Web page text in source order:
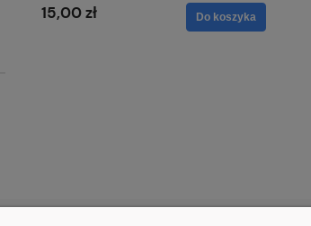
15,00 zł Do koszyka